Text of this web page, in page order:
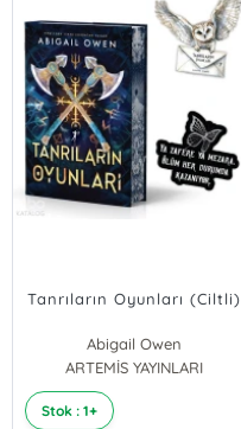
Tanrıların Oyunları (Ciltli)
Abigail Owen
ARTEMİS YAYINLARI
Stok : 1+